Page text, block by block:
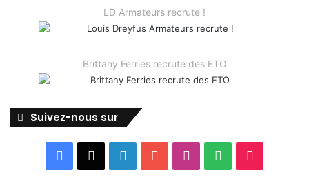
LD Armateurs recrute !
Brittany Ferries recrute des ETO
Suivez-nous sur
Facebook LinkedinYouTubeInstagram
Spotify